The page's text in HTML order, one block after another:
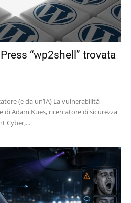
“wp2shell” trovata
un’IA) La vulnerabilità
di Adam Kues, ricercatore di sicurezza
Cyber,...